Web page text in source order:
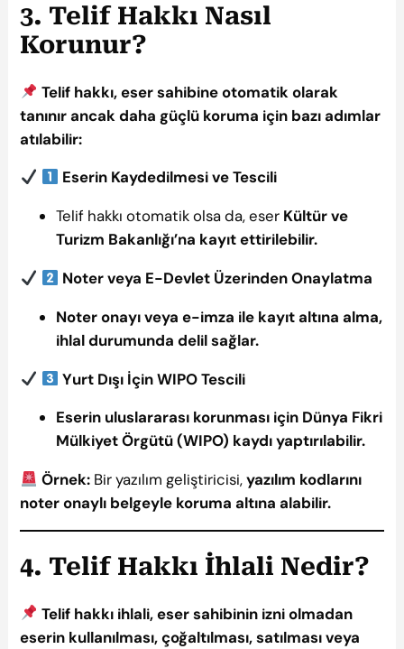
3. Telif Hakkı Nasıl
Korunur?
Telif hakkı, eser sahibine otomatik olarak
tanınır ancak daha güçlü koruma için bazı adımlar
atılabilir:
Eserin Kaydedilmesi ve Tescili
Telif hakkı otomatik olsa da, eser Kültür ve
Turizm Bakanlığı’na kayıt ettirilebilir.
Noter veya E-Devlet Üzerinden Onaylatma
Noter onayı veya e-imza ile kayıt altına alma,
ihlal durumunda delil sağlar.
Yurt Dışı İçin WIPO Tescili
Eserin uluslararası korunması için Dünya Fikri
Mülkiyet Örgütü (WIPO) kaydı yaptırılabilir.
Örnek:Bir yazılım geliştiricisi,yazılım kodlarını
noter onaylı belgeyle koruma altına alabilir.
4. Telif Hakkı İhlali Nedir?
Telif hakkı ihlali, eser sahibinin izni olmadan
eserin kullanılması, çoğaltılması, satılması veya